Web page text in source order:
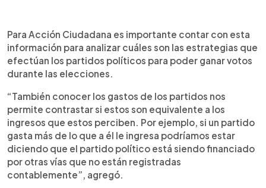
Para Acción Ciudadana es importante contar con esta
información para analizar cuáles son las estrategias que
efectúan los partidos políticos para poder ganar votos
durante las elecciones.
“También conocer los gastos de los partidos nos
permite contrastar si estos son equivalente a los
ingresos que estos perciben. Por ejemplo, si un partido
gasta más de lo que a él le ingresa podríamos estar
diciendo que el partido político está siendo financiado
por otras vías que no están registradas
contablemente”, agregó.